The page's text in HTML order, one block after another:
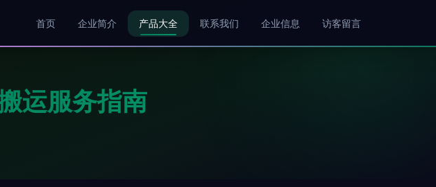
首页 企业简介 产品大全 联系我们 企业信息 访客留言
运服务指南